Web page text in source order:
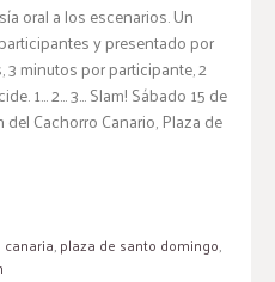
oral a los escenarios. Un
y presentado por
minutos por participante, 2
1… 2… 3… Slam! Sábado 15 de
Cachorro Canario, Plaza de
,plaza de santo domingo,